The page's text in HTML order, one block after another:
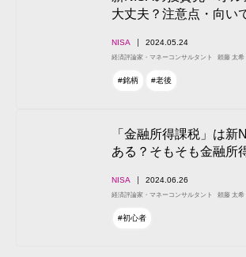
大丈夫？注意点・向い
NISA 2024.05.24
経済評論家・マネーコンサルタント 頼藤 太希
#銘柄 #老後
「金融所得課税」は新
ある？そもそも金融所
NISA 2024.06.26
経済評論家・マネーコンサルタント 頼藤 太希
#初心者